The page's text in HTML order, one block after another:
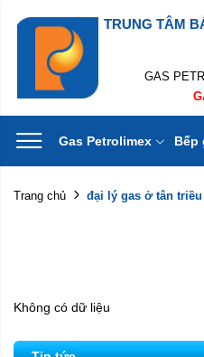
TRUNG TÂM
GAS
Gas Petrolimex Bếp
Trang chủ đại lý gas ở tân triều
Không có dữ liệu